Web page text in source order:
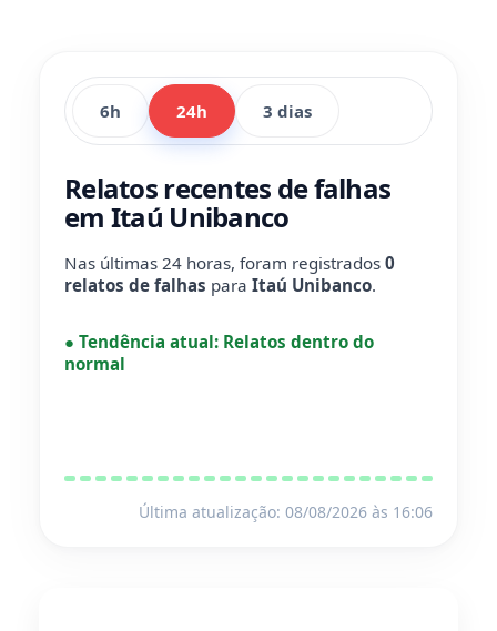
6h 24h 3 dias
Relatos recentes de falhas
em Itaú Unibanco
Nas últimas 24 horas, foram registrados 0
relatos de falhas para Itaú Unibanco.
● Tendência atual: Relatos dentro do
normal
Última atualização: 08/08/2026 às 16:06